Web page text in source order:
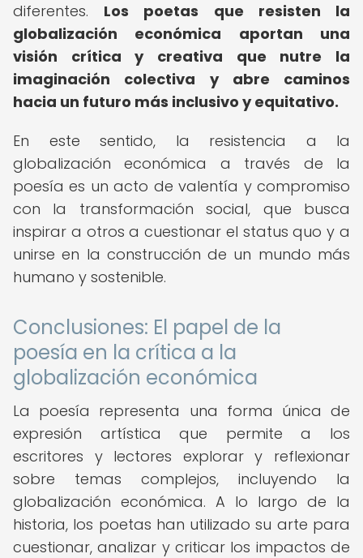
diferentes. Los poetas que resisten la
globalización económica aportan una
visión crítica y creativa que nutre la
imaginación colectiva y abre caminos
hacia un futuro más inclusivo y equitativo.
En este sentido, la resistencia a la
globalización económica a través de la
poesía es un acto de valentía y compromiso
con la transformación social, que busca
inspirar a otros a cuestionar el status quo y a
unirse en la construcción de un mundo más
humano y sostenible.
Conclusiones: El papel de la
poesía en la crítica a la
globalización económica
La poesía representa una forma única de
expresión artística que permite a los
escritores y lectores explorar y reflexionar
sobre temas complejos, incluyendo la
globalización económica. A lo largo de la
historia, los poetas han utilizado su arte para
cuestionar, analizar y criticar los impactos de